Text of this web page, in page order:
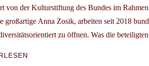
von der Kulturstiftung des Bundes im
großartige Anna Zosik, arbeiten seit 2018
zu öffnen. Was die